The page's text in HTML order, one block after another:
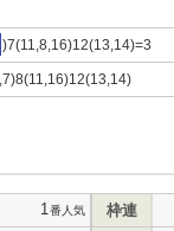
)7(11,8,16)12(13,14)=3
1 番人気 枠連